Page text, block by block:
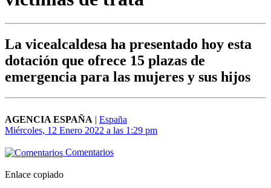
La vicealcaldesa ha presentado hoy esta
dotación que ofrece 15 plazas de
emergencia para las mujeres y sus hijos
AGENCIA ESPAÑA | España
Miércoles, 12 Enero 2022 a las 1:29 pm
Comentarios
Enlace copiado